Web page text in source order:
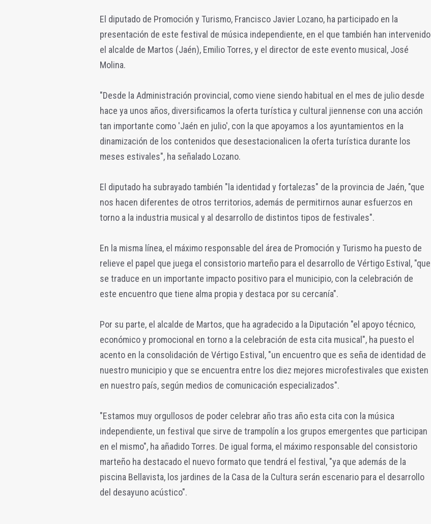
El diputado de Promoción y Turismo, Francisco Javier Lozano, ha participado en la
presentación de este festival de música independiente, en el que también han intervenido
el alcalde de Martos (Jaén), Emilio Torres, y el director de este evento musical, José
Molina.
"Desde la Administración provincial, como viene siendo habitual en el mes de julio desde
hace ya unos años, diversificamos la oferta turística y cultural jiennense con una acción
tan importante como 'Jaén en julio', con la que apoyamos a los ayuntamientos en la
dinamización de los contenidos que desestacionalicen la oferta turística durante los
meses estivales", ha señalado Lozano.
El diputado ha subrayado también "la identidad y fortalezas" de la provincia de Jaén, "que
nos hacen diferentes de otros territorios, además de permitirnos aunar esfuerzos en
torno a la industria musical y al desarrollo de distintos tipos de festivales".
En la misma línea, el máximo responsable del área de Promoción y Turismo ha puesto de
relieve el papel que juega el consistorio marteño para el desarrollo de Vértigo Estival, "que
se traduce en un importante impacto positivo para el municipio, con la celebración de
este encuentro que tiene alma propia y destaca por su cercanía".
Por su parte, el alcalde de Martos, que ha agradecido a la Diputación "el apoyo técnico,
económico y promocional en torno a la celebración de esta cita musical", ha puesto el
acento en la consolidación de Vértigo Estival, "un encuentro que es seña de identidad de
nuestro municipio y que se encuentra entre los diez mejores microfestivales que existen
en nuestro país, según medios de comunicación especializados".
"Estamos muy orgullosos de poder celebrar año tras año esta cita con la música
independiente, un festival que sirve de trampolín a los grupos emergentes que participan
en el mismo", ha añadido Torres. De igual forma, el máximo responsable del consistorio
marteño ha destacado el nuevo formato que tendrá el festival, "ya que además de la
piscina Bellavista, los jardines de la Casa de la Cultura serán escenario para el desarrollo
del desayuno acústico".